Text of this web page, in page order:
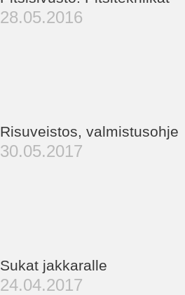
28.05.2016
Risuveistos, valmistusohje
30.05.2017
Sukat jakkaralle
24.04.2017